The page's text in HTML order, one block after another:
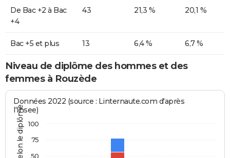
De Bac +2 à Bac
+4
43 21,3 % 20,1 %
Bac +5 et plus 13 6,4 % 6,7 %
Niveau de diplôme des hommes et des
femmes à Rouzède
Données 2022 (source : Linternaute.com d'après
l'Insee)
50
75
100